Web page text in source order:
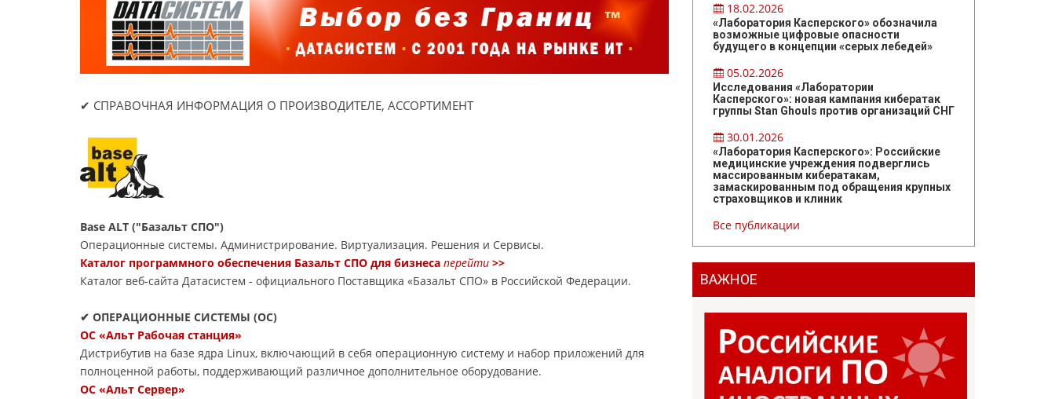
✔ СПРАВОЧНАЯ ИНФОРМАЦИЯ О ПРОИЗВОДИТЕЛЕ, АССОРТИМЕНТ
Base ALT ("Базальт СПО")
Операционные системы. Администрирование. Виртуализация. Решения и Сервисы.
Каталог программного обеспечения Базальт СПО для бизнеса перейти >>
Каталог веб-сайта Датасиcтем - официального Поставщика «Базальт СПО» в Российской Федерации.
✔ ОПЕРАЦИОННЫЕ СИСТЕМЫ (ОС)
ОС «Альт Рабочая станция»
Дистрибутив на базе ядра Linux, включающий в себя операционную систему и набор приложений для
полноценной работы, поддерживающий различное дополнительное оборудование.
ОС «Альт Сервер»
18.02.2026
«Лаборатория Касперского» обозначила
возможные цифровые опасности
будущего в концепции «серых лебедей»
05.02.2026
Исследования «Лаборатории
Касперского»: новая кампания кибератак
группы Stan Ghouls против организаций СНГ
30.01.2026
«Лаборатория Касперского»: Российские
медицинские учреждения подверглись
массированным кибератакам,
замаскированным под обращения крупных
страховщиков и клиник
Все публикации
ВАЖНОЕ